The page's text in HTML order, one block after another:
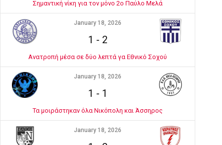
Σημαντική νίκη για τον μόνο 2ο Παύλο Μελά
January 18, 2026
1 - 2
Ανατροπή μέσα σε δύο λεπτά γα Εθνικό Σοχού
January 18, 2026
1 - 1
Τα μοιράστηκαν όλα Νικόπολη και Άσσηρος
January 18, 2026